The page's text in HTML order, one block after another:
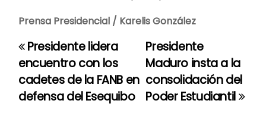
Prensa Presidencial / Karelis González
N
a
v
Presidente
Maduro insta a la
consolidación del
Poder Estudiantil
Presidente lidera
encuentro con los
cadetes de la FANB en
defensa del Esequibo